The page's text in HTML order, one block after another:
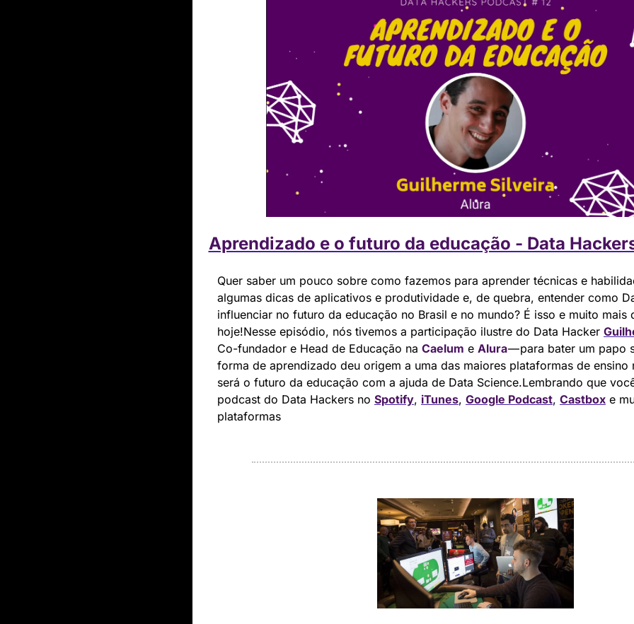
Aprendizado e o futuro da educação - Data
Quer saber um pouco sobre como fazemos para aprender técnicas e
algumas dicas de aplicativos e produtividade e, de quebra, entender como
influenciar no futuro da educação no Brasil e no mundo? É isso e muito mais
hoje!Nesse episódio, nós tivemos a participação ilustre do Data Hacker
Co-fundador e Head de Educação na Caelum e Alura — para bater um papo
forma de aprendizado deu origem a uma das maiores plataformas de ensino
será o futuro da educação com a ajuda de Data Science.Lembrando que
podcast do Data Hackers no Spotify, iTunes, Google Podcast, Castbox e
plataformas